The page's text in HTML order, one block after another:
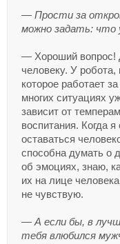
— Прости за
можно задать: что
— Хороший вопрос!
человеку. У робота,
которое работает
многих ситуациях
зависит от
воспитания. Когда
оставаться
способна думать о
об эмоциях, знаю,
их на лице
не чувствую.
— А если бы, в
тебя влюбился